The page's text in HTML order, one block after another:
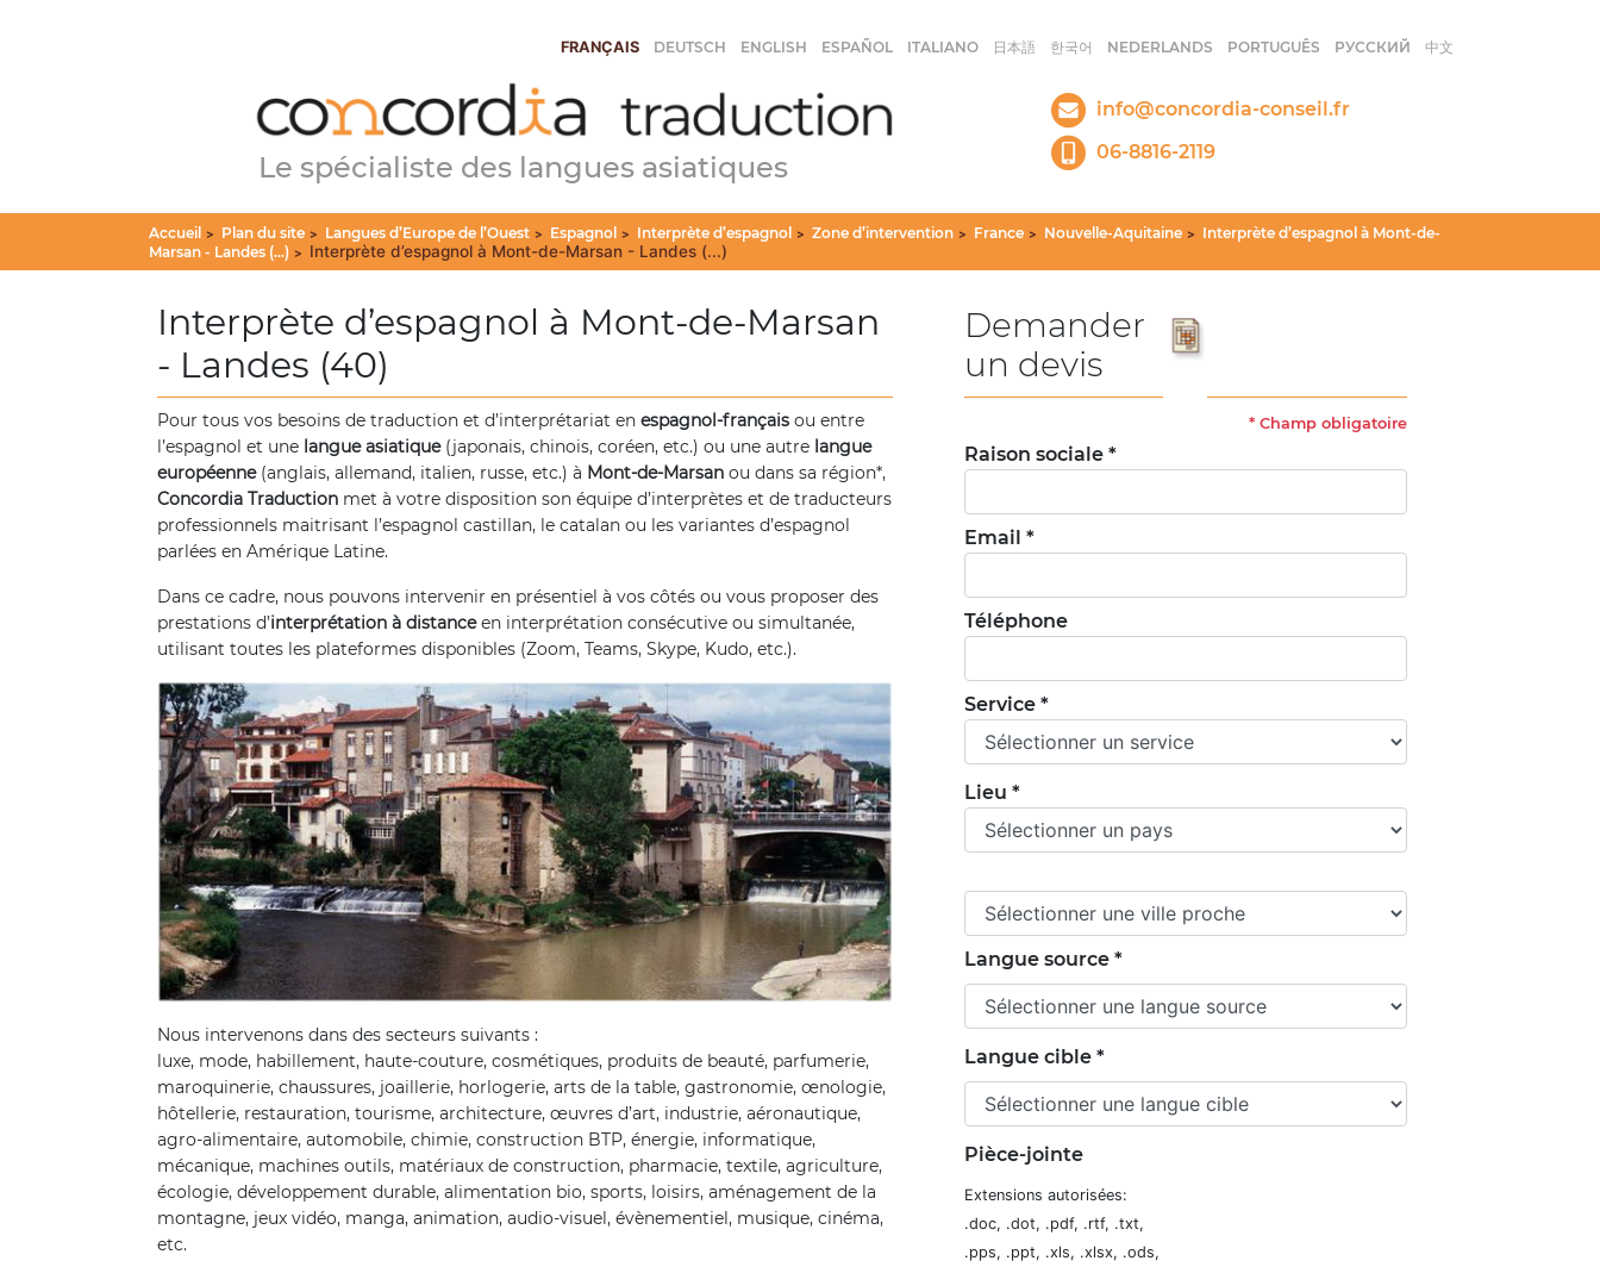
FRANÇAIS DEUTSCH ENGLISH ESPAÑOL ITALIANO 日本語 한국어 NEDERLANDS PORTUGUÊS РУССКИЙ 中文
Le spécialiste des langues asiatiques
info@concordia-conseil.fr
06-8816-2119
Accueil > Plan du site > Langues d’Europe de l’Ouest > Espagnol > Interprète d’espagnol > Zone d’intervention > France > Nouvelle-Aquitaine >
Interprète d’espagnol à Mont-de-
Marsan - Landes (...) > Interprète d’espagnol à Mont-de-Marsan - Landes (...)
Interprète d’espagnol à Mont-de-Marsan
- Landes (40)
Pour tous vos besoins de traduction et d’interprétariat en espagnol-français ou entre
l’espagnol et une langue asiatique(japonais, chinois, coréen, etc.) ou une autre langue
européenne(anglais, allemand, italien, russe, etc.) à Mont-de-Marsan ou dans sa région*,
Concordia Traduction met à votre disposition son équipe d’interprètes et de traducteurs
professionnels maitrisant l’espagnol castillan, le catalan ou les variantes d’espagnol
parlées en Amérique Latine.
Dans ce cadre, nous pouvons intervenir en présentiel à vos côtés ou vous proposer des
prestations d’interprétation à distanceen interprétation consécutive ou simultanée,
utilisant toutes les plateformes disponibles (Zoom, Teams, Skype, Kudo, etc.).
Nous intervenons dans des secteurs suivants :
luxe, mode, habillement, haute-couture, cosmétiques, produits de beauté, parfumerie,
maroquinerie, chaussures, joaillerie, horlogerie, arts de la table, gastronomie, œnologie,
hôtellerie, restauration, tourisme, architecture, œuvres d’art, industrie, aéronautique,
agro-alimentaire, automobile, chimie, construction BTP, énergie, informatique,
mécanique, machines outils, matériaux de construction, pharmacie, textile, agriculture,
écologie, développement durable, alimentation bio, sports, loisirs, aménagement de la
montagne, jeux vidéo, manga, animation, audio-visuel, évènementiel, musique, cinéma,
etc.
Demander
un devis
* Champ obligatoire
Raison sociale *
Email *
Téléphone
Service *
Lieu *
Langue source *
Langue cible *
Pièce-jointe
Extensions autorisées:
.doc, .dot, .pdf, .rtf, .txt,
.pps, .ppt, .xls, .xlsx, .ods,